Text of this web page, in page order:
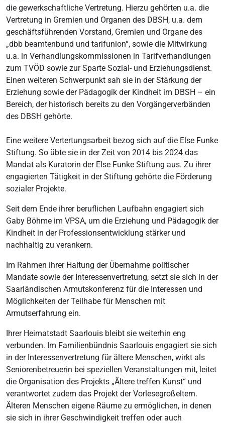
die gewerkschaftliche Vertretung. Hierzu gehörten u.a. die
Vertretung in Gremien und Organen des DBSH, u.a. dem
geschäftsführenden Vorstand, Gremien und Organe des
„dbb beamtenbund und tarifunion“, sowie die Mitwirkung
u.a. in Verhandlungskommissionen in Tarifverhandlungen
zum TVÖD sowie zur Sparte Sozial- und Erziehungsdienst.
Einen weiteren Schwerpunkt sah sie in der Stärkung der
Erziehung sowie der Pädagogik der Kindheit im DBSH – ein
Bereich, der historisch bereits zu den Vorgängerverbänden
des DBSH gehörte.
Eine weitere Vertertungsarbeit bezog sich auf die Else Funke
Stiftung. So übte sie in der Zeit von 2014 bis 2024 das
Mandat als Kuratorin der Else Funke Stiftung aus. Zu ihrer
engagierten Tätigkeit in der Stiftung gehörte die Förderung
sozialer Projekte.
Seit dem Ende ihrer beruflichen Laufbahn engagiert sich
Gaby Böhme im VPSA, um die Erziehung und Pädagogik der
Kindheit in der Professionsentwicklung stärker und
nachhaltig zu verankern.
Im Rahmen ihrer Haltung der Übernahme politischer
Mandate sowie der Interessenvertretung, setzt sie sich in der
Saarländischen Armutskonferenz für die Interessen und
Möglichkeiten der Teilhabe für Menschen mit
Armutserfahrung ein.
Ihrer Heimatstadt Saarlouis bleibt sie weiterhin eng
verbunden. Im Familienbündnis Saarlouis engagiert sie sich
in der Interessenvertretung für ältere Menschen, wirkt als
Seniorenbetreuerin bei speziellen Veranstaltungen mit, leitet
die Organisation des Projekts „Ältere treffen Kunst“ und
verantwortet zudem das Projekt der Vorlesegroßeltern.
Älteren Menschen eigene Räume zu ermöglichen, in denen
sie sich in ihrer Geschwindigkeit treffen oder auch